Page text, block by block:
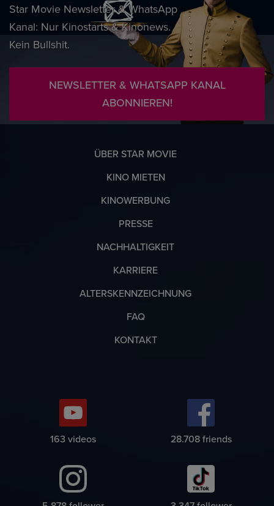
Star Movie Newsletter & WhatsApp
Kanal: Nur Kinostarts & Kinonews.
Kein Bullshit.
NEWSLETTER & WHATSAPP KANAL
ABONNIEREN!
ÜBER STAR MOVIE
KINO MIETEN
KINOWERBUNG
PRESSE
NACHHALTIGKEIT
KARRIERE
ALTERSKENNZEICHNUNG
FAQ
KONTAKT
186 videos 32.780friends